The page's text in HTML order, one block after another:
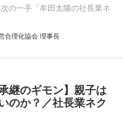
の一手「牟田太陽の社長業ネ
合理化協会 理事長
継のギモン】親子は
のか？／社長業ネク